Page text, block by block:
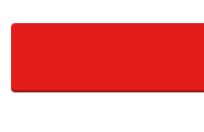
い管理の問題であると
しかしながら、この